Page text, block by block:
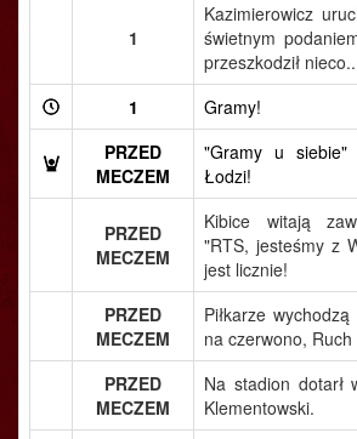
1
Kazimierowicz
świetnym
przeszkodził
1
Gramy!
PRZED
MECZEM
"Gramy u
Łodzi!
PRZED
MECZEM
Kibice witają
"RTS, jesteśmy z
jest licznie!
PRZED
MECZEM
Piłkarze
na czerwono,
PRZED
MECZEM
Na stadion dotarł
Klementowski.